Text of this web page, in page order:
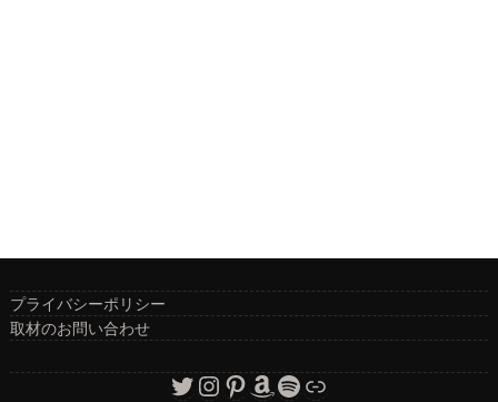
プライバシーポリシー
取材のお問い合わせ
Twitter
Instagram
Pinterest
Amazon
Spotify
リンク